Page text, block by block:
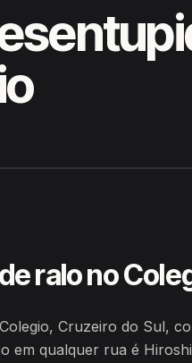
ralo no
Cruzeiro do Sul,
em qualquer rua é